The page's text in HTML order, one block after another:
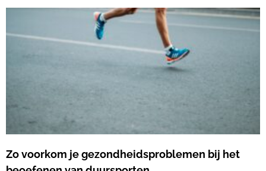
Zo voorkom je gezondheidsproblemen bij het